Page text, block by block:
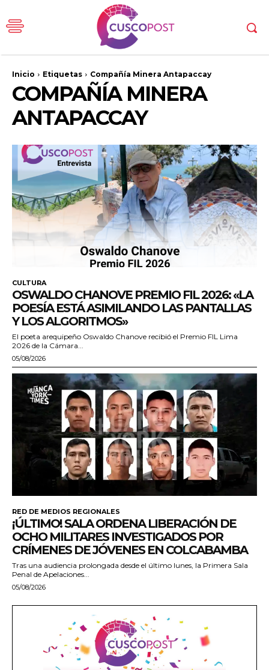
Inicio Etiquetas Compañía Minera Antapaccay
COMPAÑÍA MINERA
ANTAPACCAY
CULTURA
OSWALDO CHANOVE PREMIO FIL 2026: «LA
POESÍA ESTÁ ASIMILANDO LAS PANTALLAS
Y LOS ALGORITMOS»
El poeta arequipeño Oswaldo Chanove recibió el Premio FIL Lima
2026 de la Cámara...
05/08/2026
RED DE MEDIOS REGIONALES
¡ÚLTIMO! SALA ORDENA LIBERACIÓN DE
OCHO MILITARES INVESTIGADOS POR
CRÍMENES DE JÓVENES EN COLCABAMBA
Tras una audiencia prolongada desde el último lunes, la Primera Sala
Penal de Apelaciones...
05/08/2026